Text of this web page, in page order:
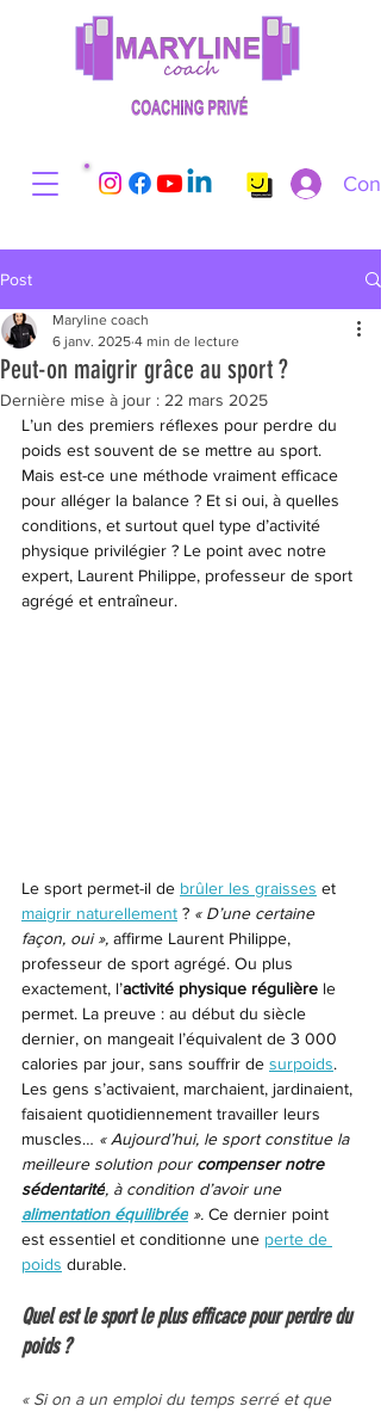
Post
Peut-on maigrir grâce au sport ?
Maryline coach
6 janv. 2025 4 min de lecture
Dernière mise à jour : 22 mars 2025
L’un des premiers réflexes pour perdre du
poids est souvent de se mettre au sport.
Mais est-ce une méthode vraiment efficace
pour alléger la balance ? Et si oui, à quelles
conditions, et surtout quel type d’activité
physique privilégier ? Le point avec notre
expert, Laurent Philippe, professeur de sport
agrégé et entraîneur.
Le sport permet-il de brûler les graisses et
maigrir naturellement ? « D’une certaine
façon, oui », affirme Laurent Philippe,
professeur de sport agrégé. Ou plus
exactement, l’activité physique régulière le
permet. La preuve : au début du siècle
dernier, on mangeait l’équivalent de 3 000
calories par jour, sans souffrir de surpoids.
Les gens s’activaient, marchaient, jardinaient,
faisaient quotidiennement travailler leurs
muscles… « Aujourd’hui, le sport constitue la
meilleure solution pour compenser notre
sédentarité, à condition d’avoir une
alimentation équilibrée ». Ce dernier point
est essentiel et conditionne une perte de
poids durable.
Quel est le sport le plus efficace pour perdre du
poids ?
« Si on a un emploi du temps serré et que